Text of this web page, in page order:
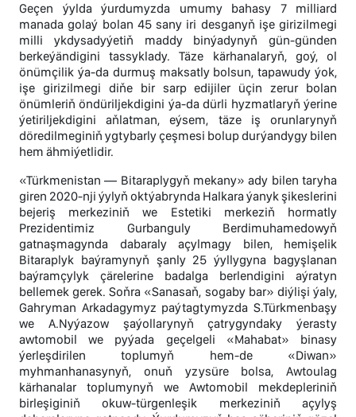
Geçen ýylda ýurdumyzda umumy bahasy 7 milliard
manada golaý bolan 45 sany iri desganyň işe girizilmegi
milli ykdysadyýetiň maddy binýadynyň gün-günden
berkeýändigini tassyklady. Täze kärhanalaryň, goý, ol
önümçilik ýa-da durmuş maksatly bolsun, tapawudy ýok,
işe girizilmegi diňe bir sarp edijiler üçin zerur bolan
önümleriň öndüriljekdigini ýa-da dürli hyzmatlaryň ýerine
ýetiriljekdigini aňlatman, eýsem, täze iş orunlarynyň
döredilmeginiň ygtybarly çeşmesi bolup durýandygy bilen
hem ähmiýetlidir.
«Türkmenistan — Bitaraplygyň mekany» ady bilen taryha
giren 2020-nji ýylyň oktýabrynda Halkara ýanyk şikeslerini
bejeriş merkeziniň we Estetiki merkeziň hormatly
Prezidentimiz Gurbanguly Berdimuhamedowyň
gatnaşmagynda dabaraly açylmagy bilen, hemişelik
Bitaraplyk baýramynyň şanly 25 ýyllygyna bagyşlanan
baýramçylyk çärelerine badalga berlendigini aýratyn
bellemek gerek. Soňra «Sanasaň, sogaby bar» diýlişi ýaly,
Gahryman Arkadagymyz paýtagtymyzda S.Türkmenbaşy
we A.Nyýazow şaýollarynyň çatrygyndaky ýerasty
awtomobil we pyýada geçelgeli «Mahabat» binasy
ýerleşdirilen toplumyň hem-de «Diwan»
myhmanhanasynyň, onuň yzysüre bolsa, Awtoulag
kärhanalar toplumynyň we Awtomobil mekdepleriniň
birleşiginiň okuw-türgenleşik merkeziniň açylyş